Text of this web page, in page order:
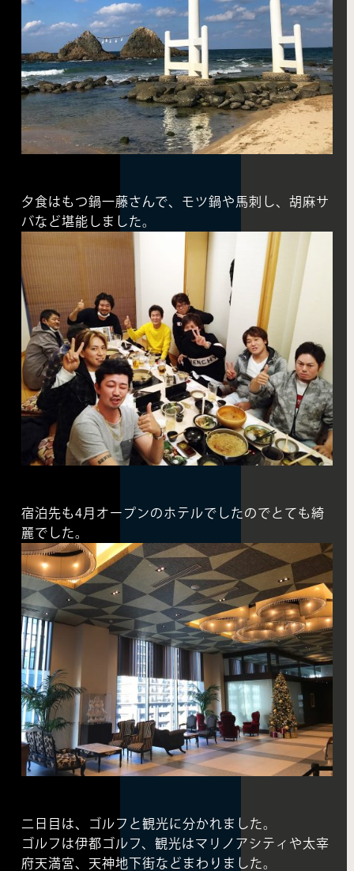
夕食はもつ鍋一藤さんで、モツ鍋や馬刺し、胡麻サ
バなど堪能しました。
宿泊先も4月オープンのホテルでしたのでとても綺
麗でした。
二日目は、ゴルフと観光に分かれました。
ゴルフは伊都ゴルフ、観光はマリノアシティや太宰
府天満宮、天神地下街などまわりました。